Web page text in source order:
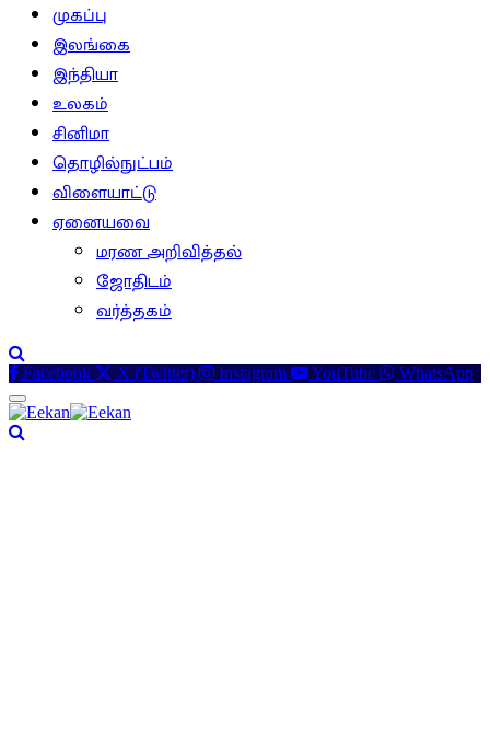
முகப்பு
இலங்கை
இந்தியா
உலகம்
சினிமா
தொழில்நுட்பம்
விளையாட்டு
ஏனையவை
மரண அறிவித்தல்
ஜோதிடம்
வர்த்தகம்
Facebook X (Twitter) Instagram YouTube WhatsApp